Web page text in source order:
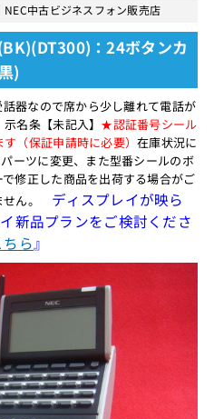
中古ビジネスフォン販売店
：24ボタンカ
)
器なので席から少し離れて電話が
名条【未記入】 ★認証番号シール
（保証申請時に必要）在庫状況に
ーツに変更、また型番シールのボ
修正した商品を出荷する場合がご
せん。 ディスプレイが映ら
新品プランをご検討くださ
ちら』